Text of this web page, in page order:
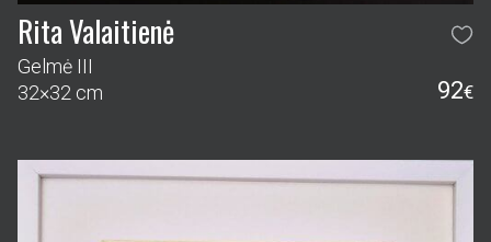
Rita Valaitienė
Gelmė III
32×32 cm
92€